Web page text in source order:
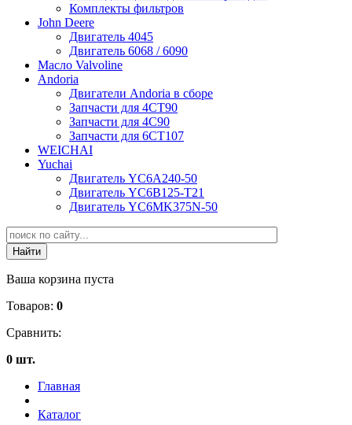
Комплекты фильтров
John Deere
Двигатель 4045
Двигатель 6068 / 6090
Масло Valvoline
Andoria
Двигатели Andoria в сборе
Запчасти для 4CT90
Запчасти для 4С90
Запчасти для 6CT107
WEICHAI
Yuchai
Двигатель YC6A240-50
Двигатель YC6B125-T21
Двигатель YC6MK375N-50
Ваша корзина пуста
Товаров: 0
Сравнить:
0 шт.
Главная
Каталог